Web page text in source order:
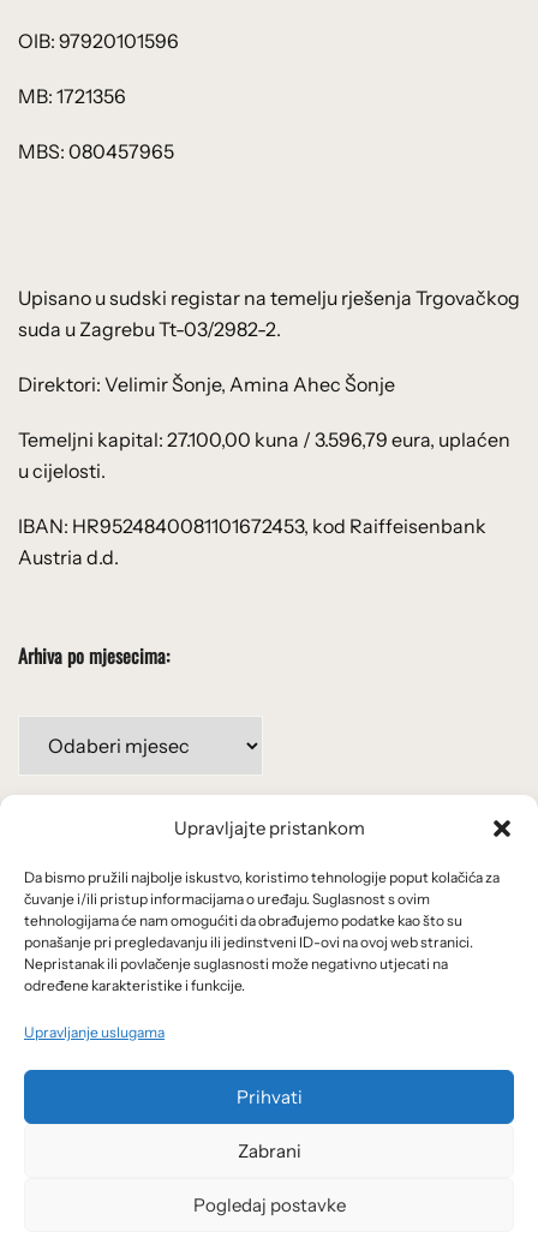
Upravljajte pristankom
Da bismo pružili najbolje iskustvo, koristimo tehnologije poput kolačića za
čuvanje i/ili pristup informacijama o uređaju. Suglasnost s ovim
tehnologijama će nam omogućiti da obrađujemo podatke kao što su
ponašanje pri pregledavanju ili jedinstveni ID-ovi na ovoj web stranici.
Nepristanak ili povlačenje suglasnosti može negativno utjecati na
određene karakteristike i funkcije.
Upravljanje uslugama
Prihvati
Zabrani
Pogledaj postavke
OIB: 97920101596
MB: 1721356
MBS: 080457965
Upisano u sudski registar na temelju rješenja Trgovačkog
suda u Zagrebu Tt-03/2982-2.
Direktori: Velimir Šonje, Amina Ahec Šonje
Temeljni kapital: 27.100,00 kuna / 3.596,79 eura, uplaćen
u cijelosti.
IBAN: HR9524840081101672453, kod Raiffeisenbank
Austria d.d.
Arhiva po mjesecima:
mjesecima:
Uvjeti korištenja
Politika privatnosti
Kolačići